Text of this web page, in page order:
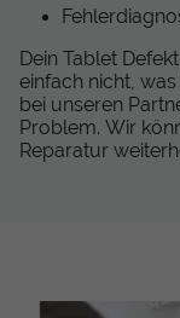
Dein Tablet
einfach nicht,
bei unseren
Problem. Wir
Reparatur